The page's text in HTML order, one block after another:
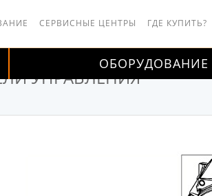
СЕРВИСНЫЕ ЦЕНТРЫ ГДЕ КУПИТЬ?
ОБОРУДОВАНИЕ
УПРАВЛЕНИЯ